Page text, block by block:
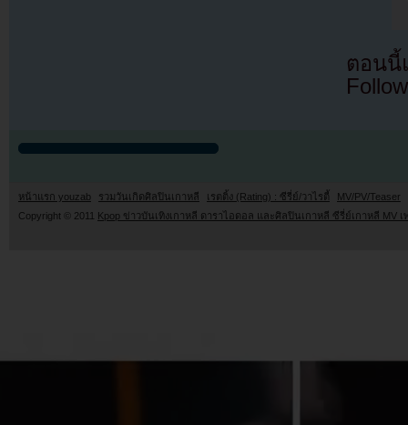
ตอนนี้
หน้าแรก youzab รวมวันเกิดศิลปินเกาหลี เรตติ้ง (Rating) : ซีรี่ย์/วาไรตี้
MV/PV/Teaser
Copyright © 2011 Kpop ข่าวบันเทิงเกาหลี ดาราไอดอล และศิลปินเกาหลี ซีรี่ย์เกาหลี MV